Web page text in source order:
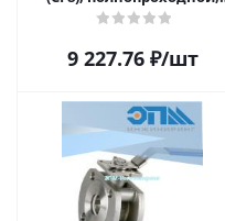
шаровой, односоставной с
ASMEB16.34, ISO5211
9 227.76₽/шт